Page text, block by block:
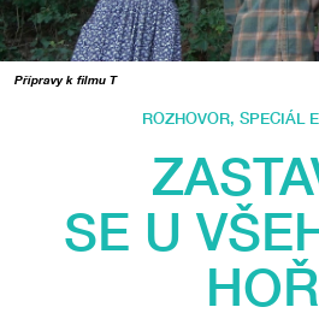
Přípravy k filmu T
ROZHOVOR, SPECIÁL
SE U